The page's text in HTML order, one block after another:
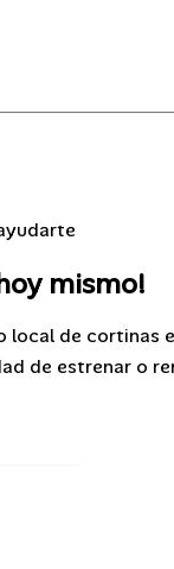
mismo!
local de cortinas
de estrenar o